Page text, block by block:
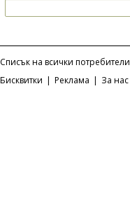
Списък на всички потребители
Бисквитки | Реклама | За нас